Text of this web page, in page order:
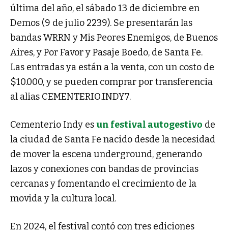
última del año, el sábado 13 de diciembre en
Demos (9 de julio 2239). Se presentarán las
bandas WRRN y Mis Peores Enemigos, de Buenos
Aires, y Por Favor y Pasaje Boedo, de Santa Fe.
Las entradas ya están a la venta, con un costo de
$10.000, y se pueden comprar por transferencia
al alias CEMENTERIO.INDY7.
Cementerio Indy esun festival autogestivo de
la ciudad de Santa Fe nacido desde la necesidad
de mover la escena underground, generando
lazos y conexiones con bandas de provincias
cercanas y fomentando el crecimiento de la
movida y la cultura local.
En 2024, el festival contó con tres ediciones